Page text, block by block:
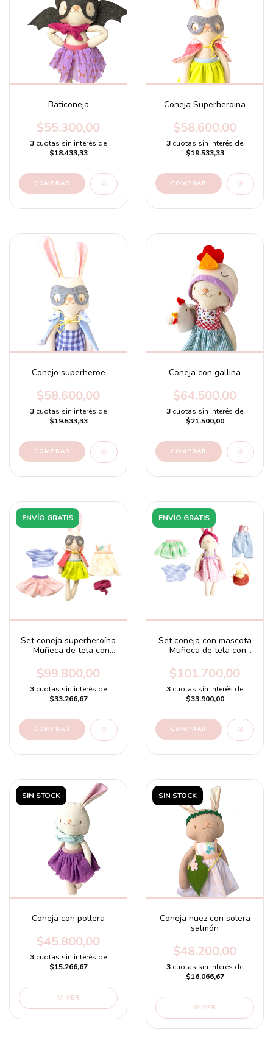
Baticoneja
$55.300,00
3 cuotas sin interés de
$18.433,33
Coneja Superheroina
$58.600,00
3 cuotas sin interés de
$19.533,33
Conejo superheroe
$58.600,00
3 cuotas sin interés de
$19.533,33
Coneja con gallina
$64.500,00
3 cuotas sin interés de
$21.500,00
ENVÍO GRATIS
Set coneja superheroína
- Muñeca de tela con
$99.800,00
3 cuotas sin interés de
$33.266,67
ENVÍO GRATIS
Set coneja con mascota
- Muñeca de tela con
intercambiables
$101.700,00
3 cuotas sin interés de
$33.900,00
SIN STOCK
Coneja con pollera
$45.800,00
3 cuotas sin interés de
$15.266,67
VER
SIN STOCK
Coneja nuez con solera
salmón
$48.200,00
3 cuotas sin interés de
$16.066,67
VER